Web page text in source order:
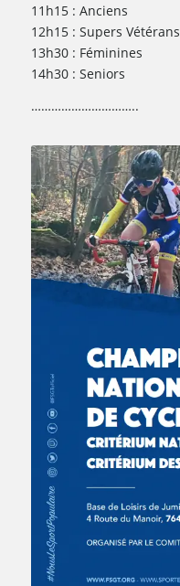
11h15 : Anciens
12h15 : Supers Vétérans
13h30 : Féminines
14h30 : Seniors
…………………………..